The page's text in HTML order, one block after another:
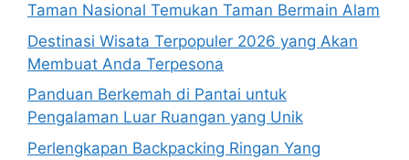
Taman Nasional Temukan Taman Bermain Alam
Destinasi Wisata Terpopuler 2026 yang Akan
Membuat Anda Terpesona
Panduan Berkemah di Pantai untuk
Pengalaman Luar Ruangan yang Unik
Perlengkapan Backpacking Ringan Yang